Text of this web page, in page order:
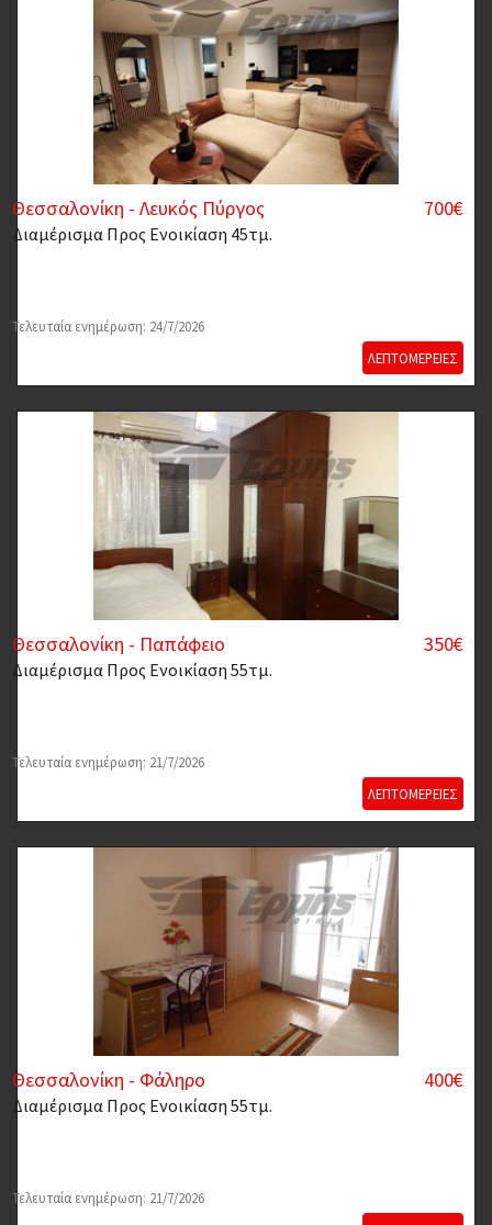
Θεσσαλονίκη - Λευκός Πύργος 700€
Διαμέρισμα Προς Ενοικίαση 45τμ.
Τελευταία ενημέρωση: 24/7/2026
ΛΕΠΤΟΜΕΡΕΙΕΣ
Θεσσαλονίκη - Παπάφειο 350€
Διαμέρισμα Προς Ενοικίαση 55τμ.
Τελευταία ενημέρωση: 21/7/2026
ΛΕΠΤΟΜΕΡΕΙΕΣ
Θεσσαλονίκη - Φάληρο 400€
Διαμέρισμα Προς Ενοικίαση 55τμ.
Τελευταία ενημέρωση: 21/7/2026